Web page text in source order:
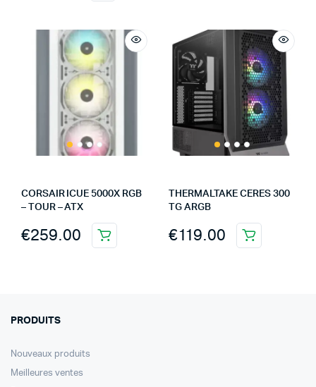
CORSAIR ICUE 5000X RGB
– TOUR – ATX
€259.00
THERMALTAKE CERES 300
TG ARGB
€119.00
PRODUITS
Nouveaux produits
Meilleures ventes